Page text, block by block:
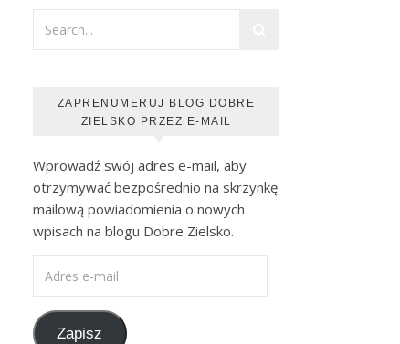
ZAPRENUMERUJ BLOG DOBRE
ZIELSKO PRZEZ E-MAIL
Wprowadź swój adres e-mail, aby
otrzymywać bezpośrednio na skrzynkę
mailową powiadomienia o nowych
wpisach na blogu Dobre Zielsko.
Zapisz